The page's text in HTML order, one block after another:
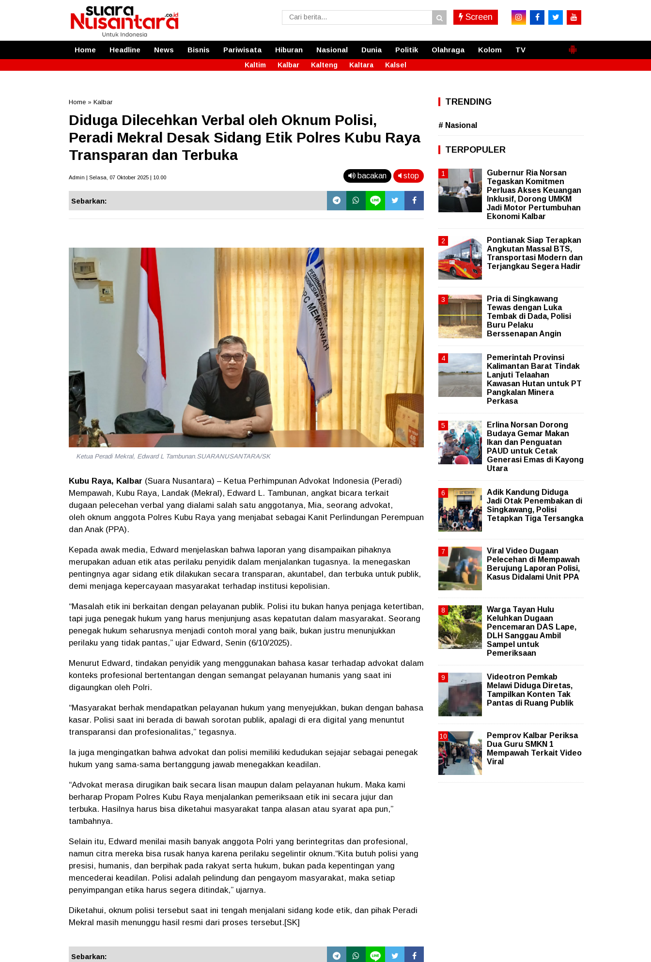
Screen
Home Headline News Bisnis Pariwisata Hiburan Nasional Dunia Politik Olahraga Kolom TV
Kaltim Kalbar Kalteng Kaltara Kalsel
Home » Kalbar
Diduga Dilecehkan Verbal oleh Oknum Polisi,
Peradi Mekral Desak Sidang Etik Polres Kubu Raya
Transparan dan Terbuka
Admin | Selasa, 07 Oktober 2025 | 10.00 bacakan stop
Sebarkan:
Ketua Peradi Mekral, Edward L Tambunan.SUARANUSANTARA/SK
Kubu Raya, Kalbar (Suara Nusantara) – Ketua Perhimpunan Advokat Indonesia (Peradi)
Mempawah, Kubu Raya, Landak (Mekral), Edward L. Tambunan, angkat bicara terkait
dugaan pelecehan verbal yang dialami salah satu anggotanya, Mia, seorang advokat,
oleh oknum anggota Polres Kubu Raya yang menjabat sebagai Kanit Perlindungan Perempuan
dan Anak (PPA).
Kepada awak media, Edward menjelaskan bahwa laporan yang disampaikan pihaknya
merupakan aduan etikatas perilaku penyidik dalam menjalankan tugasnya. Ia menegaskan
pentingnya agar sidang etik dilakukan secara transparan, akuntabel, dan terbuka untuk publik,
demi menjaga kepercayaan masyarakat terhadap institusi kepolisian.
“Masalah etik ini berkaitan dengan pelayanan publik. Polisi itu bukan hanya penjaga ketertiban,
tapi juga penegak hukum yang harus menjunjung asas kepatutan dalam masyarakat. Seorang
penegak hukum seharusnya menjadi contoh moral yang baik, bukan justru menunjukkan
perilaku yang tidak pantas,” ujar Edward, Senin (6/10/2025).
Menurut Edward, tindakan penyidik yang menggunakan bahasa kasar terhadap advokat dalam
konteks profesional bertentangan dengan semangat pelayanan humanis yang saat ini
digaungkan oleh Polri.
“Masyarakat berhak mendapatkan pelayanan hukum yang menyejukkan, bukan dengan bahasa
kasar. Polisi saat ini berada di bawah sorotan publik, apalagi di era digital yang menuntut
transparansi dan profesionalitas,” tegasnya.
Ia juga mengingatkan bahwa advokat dan polisi memiliki kedudukan sejajar sebagai penegak
hukum yang sama-sama bertanggung jawab menegakkan keadilan.
“Advokat merasa dirugikan baik secara lisan maupun dalam pelayanan hukum. Maka kami
berharap Propam Polres Kubu Raya menjalankan pemeriksaan etik ini secara jujur dan
terbuka. Hasilnya harus bisa diketahui masyarakat tanpa alasan atau syarat apa pun,”
tambahnya.
Selain itu, Edward menilai masih banyak anggota Polri yang berintegritas dan profesional,
namun citra mereka bisa rusak hanya karena perilaku segelintir oknum.“Kita butuh polisi yang
presisi, humanis, dan berpihak pada rakyat serta hukum, bukan pada kepentingan yang
mencederai keadilan. Polisi adalah pelindung dan pengayom masyarakat, maka setiap
penyimpangan etika harus segera ditindak,” ujarnya.
Diketahui, oknum polisi tersebut saat ini tengah menjalani sidang kode etik, dan pihak Peradi
Mekral masih menunggu hasil resmi dari proses tersebut.[SK]
Sebarkan:
TRENDING
# Nasional
TERPOPULER
Gubernur Ria Norsan
Tegaskan Komitmen
Perluas Akses Keuangan
Inklusif, Dorong UMKM
Jadi Motor Pertumbuhan
Ekonomi Kalbar
Pontianak Siap Terapkan
Angkutan Massal BTS,
Transportasi Modern dan
Terjangkau Segera Hadir
Pria di Singkawang
Tewas dengan Luka
Tembak di Dada, Polisi
Buru Pelaku
Berssenapan Angin
Pemerintah Provinsi
Kalimantan Barat Tindak
Lanjuti Telaahan
Kawasan Hutan untuk PT
Pangkalan Minera
Perkasa
Erlina Norsan Dorong
Budaya Gemar Makan
Ikan dan Penguatan
PAUD untuk Cetak
Generasi Emas di Kayong
Utara
Adik Kandung Diduga
Jadi Otak Penembakan di
Singkawang, Polisi
Tetapkan Tiga Tersangka
Viral Video Dugaan
Pelecehan di Mempawah
Berujung Laporan Polisi,
Kasus Didalami Unit PPA
Warga Tayan Hulu
Keluhkan Dugaan
Pencemaran DAS Lape,
DLH Sanggau Ambil
Sampel untuk
Pemeriksaan
Videotron Pemkab
Melawi Diduga Diretas,
Tampilkan Konten Tak
Pantas di Ruang Publik
Pemprov Kalbar Periksa
Dua Guru SMKN 1
Mempawah Terkait Video
Viral